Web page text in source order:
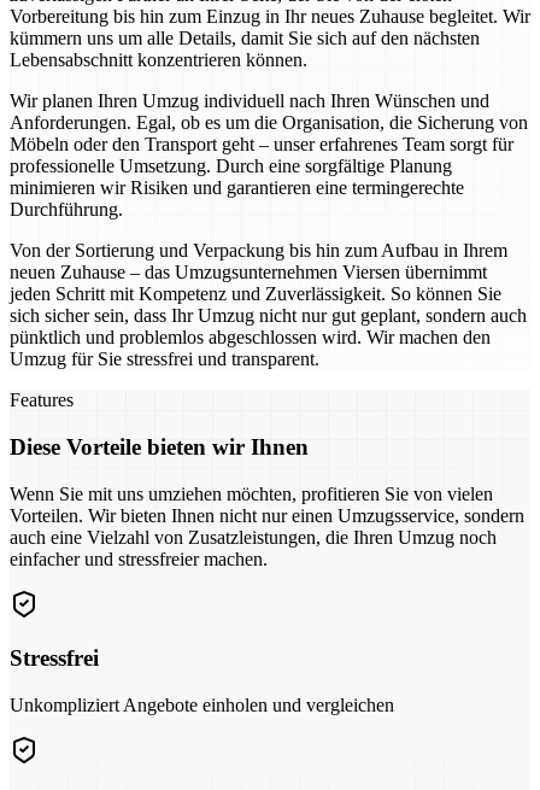
Vorbereitung bis hin zum Einzug in Ihr neues Zuhause begleitet. Wir
kümmern uns um alle Details, damit Sie sich auf den nächsten
Lebensabschnitt konzentrieren können.
Wir planen Ihren Umzug individuell nach Ihren Wünschen und
Anforderungen. Egal, ob es um die Organisation, die Sicherung von
Möbeln oder den Transport geht – unser erfahrenes Team sorgt für
professionelle Umsetzung. Durch eine sorgfältige Planung
minimieren wir Risiken und garantieren eine termingerechte
Durchführung.
Von der Sortierung und Verpackung bis hin zum Aufbau in Ihrem
neuen Zuhause – das Umzugsunternehmen Viersen übernimmt
jeden Schritt mit Kompetenz und Zuverlässigkeit. So können Sie
sich sicher sein, dass Ihr Umzug nicht nur gut geplant, sondern auch
pünktlich und problemlos abgeschlossen wird. Wir machen den
Umzug für Sie stressfrei und transparent.
Features
Diese Vorteile bieten wir Ihnen
Wenn Sie mit uns umziehen möchten, profitieren Sie von vielen
Vorteilen. Wir bieten Ihnen nicht nur einen Umzugsservice, sondern
auch eine Vielzahl von Zusatzleistungen, die Ihren Umzug noch
einfacher und stressfreier machen.
Stressfrei
Unkompliziert Angebote einholen und vergleichen